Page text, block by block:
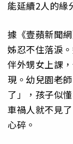
能延續2人的緣
據《壹蘋新聞
姊忍不住落淚
伴外甥女上課
現。幼兒園老
了」，孩子似
車禍人就不見
心碎。